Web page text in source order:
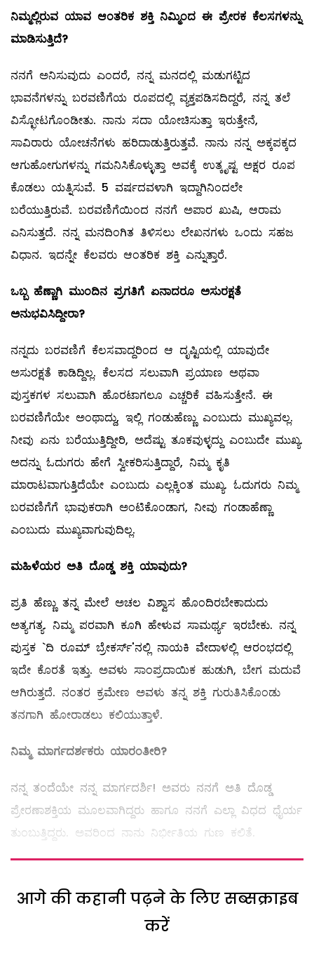
ನಿಮ್ಮಲ್ಲಿರುವ ಯಾವ ಆಂತರಿಕ ಶಕ್ತಿ ನಿಮ್ಮಿಂದ ಈ ಪ್ರೇರಕ ಕೆಲಸಗಳನ್ನು
ಮಾಡಿಸುತ್ತಿದೆ?
ನನಗೆ ಅನಿಸುವುದು ಎಂದರೆ, ನನ್ನ ಮನದಲ್ಲಿ ಮಡುಗಟ್ಟಿದ
ಭಾವನೆಗಳನ್ನು ಬರವಣಿಗೆಯ ರೂಪದಲ್ಲಿ ವ್ಯಕ್ತಪಡಿಸದಿದ್ದರೆ, ನನ್ನ ತಲೆ
ವಿಸ್ಛೋಟಗೊಂಡೀತು. ನಾನು ಸದಾ ಯೋಚಿಸುತ್ತಾ ಇರುತ್ತೇನೆ,
ಸಾವಿರಾರು ಯೋಚನೆಗಳು ಹರಿದಾಡುತ್ತಿರುತ್ತವೆ. ನಾನು ನನ್ನ ಅಕ್ಕಪಕ್ಕದ
ಆಗುಹೋಗುಗಳನ್ನು ಗಮನಿಸಿಕೊಳ್ಳುತ್ತಾ ಅವಕ್ಕೆ ಉತ್ಕೃಷ್ಟ ಅಕ್ಷರ ರೂಪ
ಕೊಡಲು ಯತ್ನಿಸುವೆ. 5 ವರ್ಷದವಳಾಗಿ ಇದ್ದಾಗಿನಿಂದಲೇ
ಬರೆಯುತ್ತಿರುವೆ. ಬರವಣಿಗೆಯಿಂದ ನನಗೆ ಅಪಾರ ಖುಷಿ, ಆರಾಮ
ಎನಿಸುತ್ತದೆ. ನನ್ನ ಮನದಿಂಗಿತ ತಿಳಿಸಲು ಲೇಖನಗಳು ಒಂದು ಸಹಜ
ವಿಧಾನ. ಇದನ್ನೇ ಕೆಲವರು ಆಂತರಿಕ ಶಕ್ತಿ ಎನ್ನುತ್ತಾರೆ.
ಒಬ್ಬ ಹೆಣ್ಣಾಗಿ ಮುಂದಿನ ಪ್ರಗತಿಗೆ ಏನಾದರೂ ಅಸುರಕ್ಷತೆ
ಅನುಭವಿಸಿದ್ದೀರಾ?
ನನ್ನದು ಬರವಣಿಗೆ ಕೆಲಸವಾದ್ದರಿಂದ ಆ ದೃಷ್ಟಿಯಲ್ಲಿ ಯಾವುದೇ
ಅಸುರಕ್ಷತೆ ಕಾಡಿದ್ದಿಲ್ಲ. ಕೆಲಸದ ಸಲುವಾಗಿ ಪ್ರಯಾಣ ಅಥವಾ
ಪುಸ್ತಕಗಳ ಸಲುವಾಗಿ ಹೊರಟಾಗಲೂ ಎಚ್ಚರಿಕೆ ವಹಿಸುತ್ತೇನೆ. ಈ
ಬರವಣಿಗೆಯೇ ಅಂಥಾದ್ದು, ಇಲ್ಲಿ ಗಂಡುಹೆಣ್ಣು ಎಂಬುದು ಮುಖ್ಯವಲ್ಲ.
ನೀವು ಏನು ಬರೆಯುತ್ತಿದ್ದೀರಿ, ಅದೆಷ್ಟು ತೂಕವುಳ್ಳದ್ದು ಎಂಬುದೇ ಮುಖ್ಯ.
ಅದನ್ನು ಓದುಗರು ಹೇಗೆ ಸ್ವೀಕರಿಸುತ್ತಿದ್ದಾರೆ, ನಿಮ್ಮ ಕೃತಿ
ಮಾರಾಟವಾಗುತ್ತಿದೆಯೇ ಎಂಬುದು ಎಲ್ಲಕ್ಕಿಂತ ಮುಖ್ಯ. ಓದುಗರು ನಿಮ್ಮ
ಬರವಣಿಗೆಗೆ ಭಾವುಕರಾಗಿ ಅಂಟಿಕೊಂಡಾಗ, ನೀವು ಗಂಡಾಹೆಣ್ಣಾ
ಎಂಬುದು ಮುಖ್ಯವಾಗುವುದಿಲ್ಲ.
ಮಹಿಳೆಯರ ಅತಿ ದೊಡ್ಡ ಶಕ್ತಿ ಯಾವುದು?
ಪ್ರತಿ ಹೆಣ್ಣು ತನ್ನ ಮೇಲೆ ಅಚಲ ವಿಶ್ವಾಸ ಹೊಂದಿರಬೇಕಾದುದು
ಅತ್ಯಗತ್ಯ. ನಿಮ್ಮ ಪರವಾಗಿ ಕೂಗಿ ಹೇಳುವ ಸಾಮರ್ಥ್ಯ ಇರಬೇಕು. ನನ್ನ
ಪುಸ್ತಕ `ದಿ ರೂಮ್‌ ಬ್ರೇಕರ್ಸ್‌'ನಲ್ಲಿ ನಾಯಕಿ ವೇದಾಳಲ್ಲಿ ಆರಂಭದಲ್ಲಿ
ಇದೇ ಕೊರತೆ ಇತ್ತು. ಅವಳು ಸಾಂಪ್ರದಾಯಿಕ ಹುಡುಗಿ, ಬೇಗ ಮದುವೆ
ಆಗಿರುತ್ತದೆ. ನಂತರ ಕ್ರಮೇಣ ಅವಳು ತನ್ನ ಶಕ್ತಿ ಗುರುತಿಸಿಕೊಂಡು
ತನಗಾಗಿ ಹೋರಾಡಲು ಕಲಿಯುತ್ತಾಳೆ.
ನಿಮ್ಮ ಮಾರ್ಗದರ್ಶಕರು ಯಾರಂತೀರಿ?
ನನ್ನ ತಂದೆಯೇ ನನ್ನ ಮಾರ್ಗದರ್ಶಿ! ಅವರು ನನಗೆ ಅತಿ ದೊಡ್ಡ
ಪ್ರೇರಣಾಶಕ್ತಿಯ ಮೂಲವಾಗಿದ್ದರು ಹಾಗೂ ನನಗೆ ಎಲ್ಲಾ ವಿಧದ ಧೈರ್ಯ
ತುಂಬುತ್ತಿದ್ದರು. ಅವರಿಂದ ನಾನು ನಿರ್ಭೀತಿಯ ಗುಣ ಕಲಿತೆ.
आगे की कहानी पढ़ने के लिए सब्सक्राइब
करें